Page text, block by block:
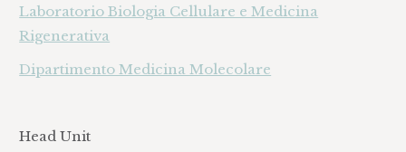
Laboratorio Biologia Cellulare e Medicina
Rigenerativa
Dipartimento Medicina Molecolare
Head Unit